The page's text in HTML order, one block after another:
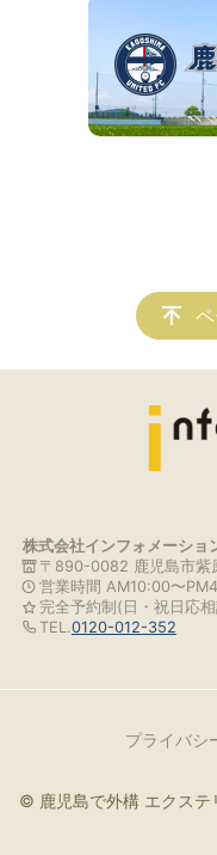
株式会社インフォメーショ
〒890-0082 鹿児島市紫
営業時間 AM10:00〜
完全予約制(日・祝日応
TEL.0120-012-352
プライバシ
© 鹿児島で外構 エクステ